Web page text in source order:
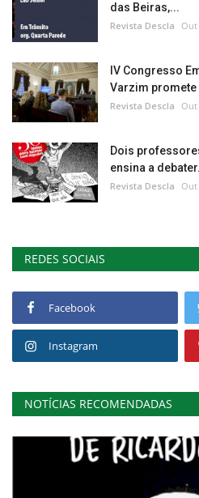
das Beiras,...
Revista Descla Out
IV Congresso
Varzim promete
Revista Descla Out
Dois
ensina a
Revista Descla Out
REDES SOCIAIS
Facebook
Instagram
NOTÍCIAS RECOMENDADAS